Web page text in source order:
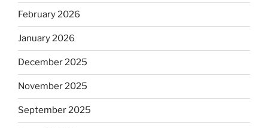
February 2026
January 2026
December 2025
November 2025
September 2025